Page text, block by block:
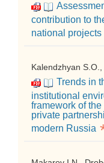
contribution to
national projects
Kalendzhyan
Trends in
institutional
framework of
private
modern Russia